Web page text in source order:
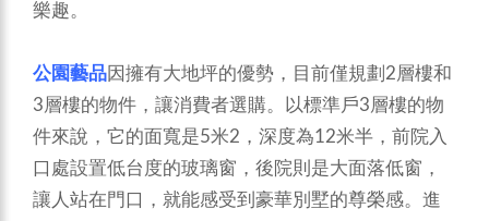
樂趣。
公園藝品因擁有大地坪的優勢，目前僅規劃2層樓和
3層樓的物件，讓消費者選購。以標準戶3層樓的物
件來說，它的面寬是5米2，深度為12米半，前院入
口處設置低台度的玻璃窗，後院則是大面落低窗，
讓人站在門口，就能感受到豪華別墅的尊榮感。進